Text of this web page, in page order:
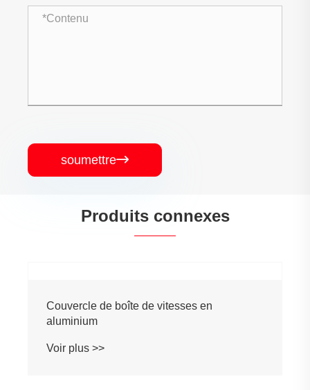
soumettre
Produits connexes